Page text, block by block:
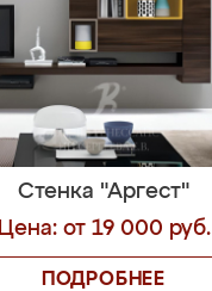
Стенка "Аргест"
Цена: от 19 000 руб.
ПОДРОБНЕЕ